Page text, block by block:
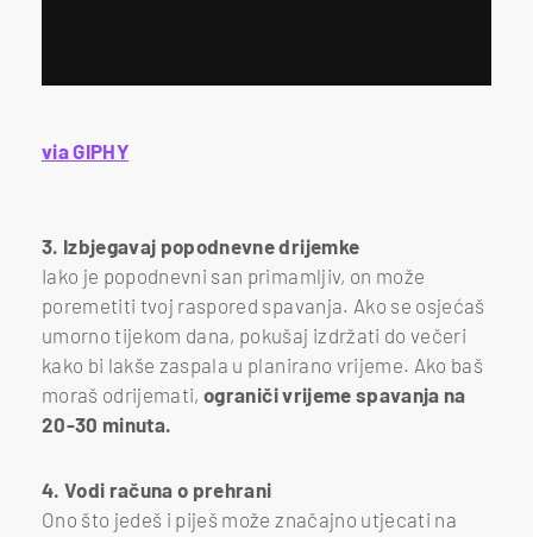
via GIPHY
3. Izbjegavaj popodnevne drijemke
Iako je popodnevni san primamljiv, on može
poremetiti tvoj raspored spavanja. Ako se osjećaš
umorno tijekom dana, pokušaj izdržati do večeri
kako bi lakše zaspala u planirano vrijeme. Ako baš
moraš odrijemati,ograniči vrijeme spavanja na
20-30 minuta.
4. Vodi računa o prehrani
Ono što jedeš i piješ može značajno utjecati na